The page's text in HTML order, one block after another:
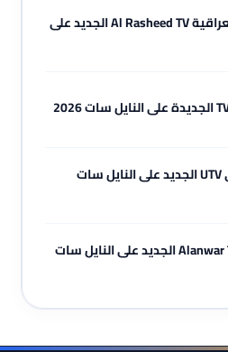
تردد قناة الرشيد العراقية Al Rasheed TV الجديد على
تردد قناة يو تي في UTV الجديد على النايل سات
تردد قناة الانوار Alanwar TV الجديد على النايل سات